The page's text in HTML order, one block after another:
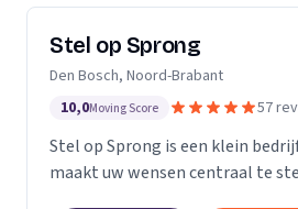
Stel op Sprong
Den Bosch, Noord-Brabant
10,0Moving Score 57
Stel op Sprong is een klein
maakt uw wensen centraal te